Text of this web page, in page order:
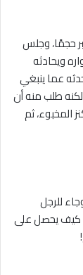
حجمًا، وجلس
ويحادثه
عما ينبغي
طلب منه أن
المخبوء، ثم
للرجل
كيف يحصل على